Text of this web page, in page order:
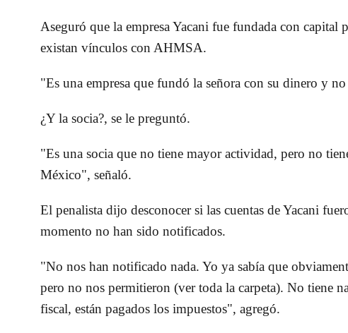
Aseguró que la empresa Yacani fue fundada con capital
existan vínculos con AHMSA.
"Es una empresa que fundó la señora con su dinero y
¿Y la socia?, se le preguntó.
"Es una socia que no tiene mayor actividad, pero no
México", señaló.
El penalista dijo desconocer si las cuentas de Yacani
momento no han sido notificados.
"No nos han notificado nada. Yo ya sabía que
pero no nos permitieron (ver toda la carpeta). No tiene
fiscal, están pagados los impuestos", agregó.